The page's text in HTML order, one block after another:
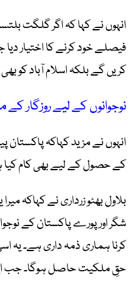
انہوں نے کہا کہ اگر گلگت
فیصلے خود کرنے کا اختیار
کریں گے بلکہ اسلام آباد کو
نوجوانوں کے لیے روزگار کے
انہوں نے مزید کہاکہ پاکستان
کے حصول کے لیے بھی کام
بلاول بھٹو زرداری نے کہاکہ
شگر اور پورے پاکستان کے
کرنا ہماری ذمہ داری ہے۔
حقِ ملکیت حاصل ہوگا۔ جب